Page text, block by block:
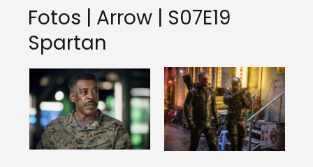
Fotos | Arrow | S07E19
Spartan